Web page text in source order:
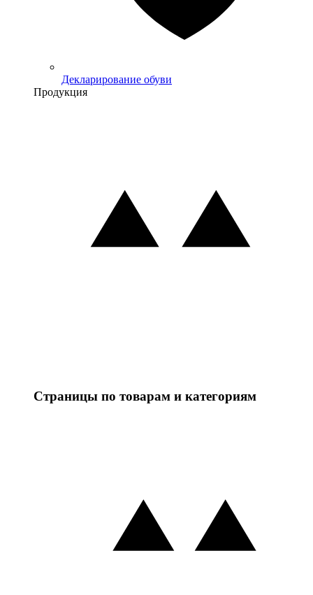
Декларирование обуви
Продукция
Страницы по товарам и категориям